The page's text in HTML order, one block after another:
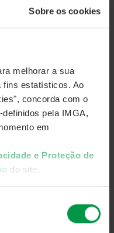
Sobre os cookies
melhorar a sua
fins estatísticos. Ao
concorda com o
pela IMGA,
em
e Proteção de
do site.